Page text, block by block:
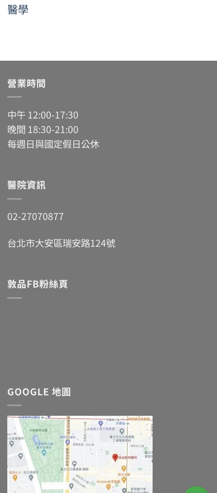
醫學
營業時間
中午 12:00-17:30
晚間 18:30-21:00
每週日與國定假日公休
醫院資訊
02-27070877
台北市大安區瑞安路124號
敦品FB粉絲頁
GOOGLE 地圖